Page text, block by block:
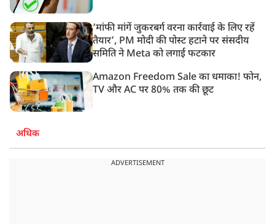
‘मांफी मांगें जुकरबर्ग वरना कार्रवाई के लिए रहें
तैयार’, PM मोदी की पोस्ट हटाने पर संसदीय
समिति ने Meta को लगाई फटकार
Amazon Freedom Sale का धमाका! फोन,
TV और AC पर 80% तक की छूट
अधिक
ADVERTISEMENT